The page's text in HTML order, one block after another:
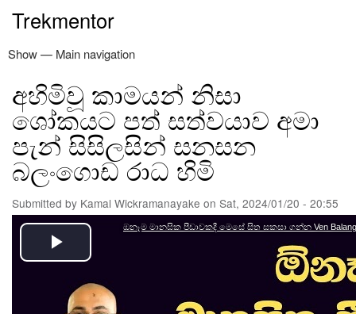
Trekmentor
Main
navigation
Show — Main navigation
නිවස
ත්‍රිපිටකය
නවතම ලිපි
අඳුරෙන් එළියට
කමල් වික්‍රමනායක
පරිත්‍යාග
විමසීම්
අහිමිවූ කාමයන් නිසා
ශෝකයට පත් සත්වයාව අමා
පැන් සිසිලසින් සනසන
බලංගොඩ රාධ හිමි
Submitted by Kamal Wickramanayake on Sat, 2024/01/20 - 20:55